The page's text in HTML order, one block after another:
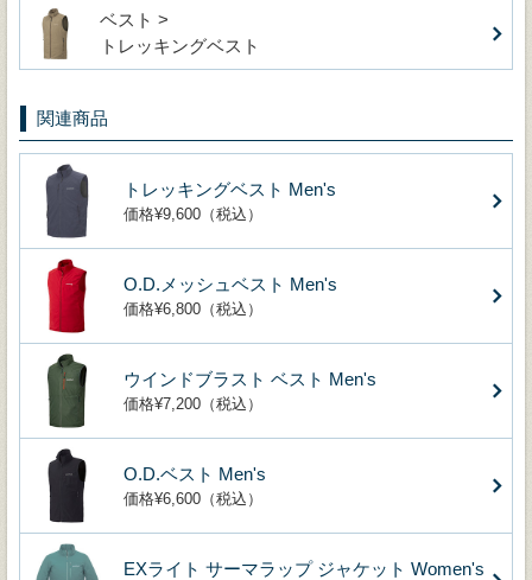
ベスト >
トレッキングベスト
関連商品
トレッキングベスト Men's
価格¥9,600（税込）
O.D.メッシュベスト Men's
価格¥6,800（税込）
ウインドブラスト ベスト Men's
価格¥7,200（税込）
O.D.ベスト Men's
価格¥6,600（税込）
EXライト サーマラップ ジャケット Women's